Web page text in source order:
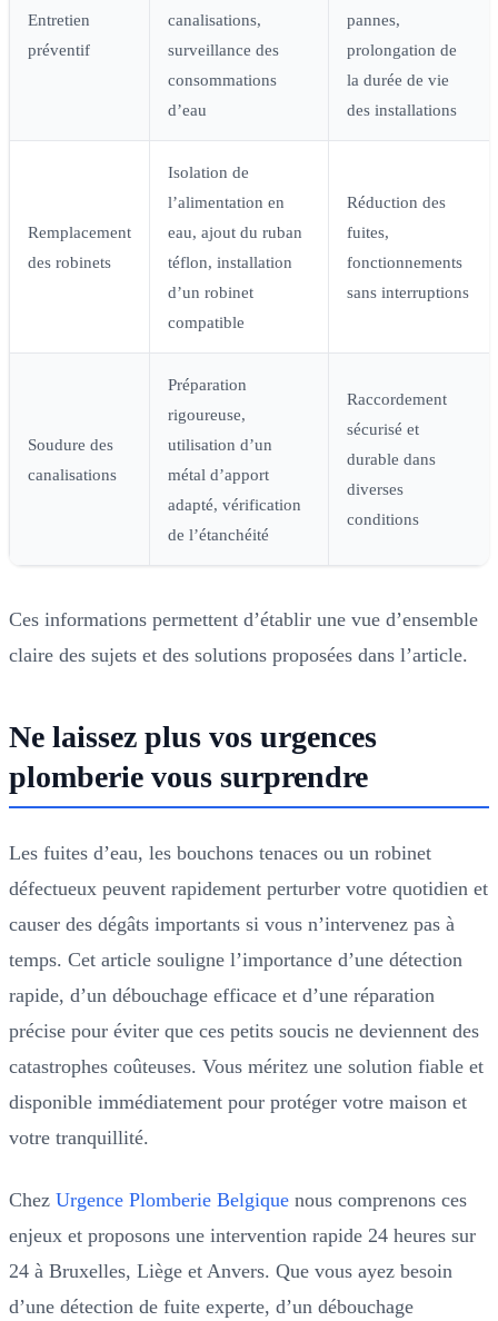
Entretien
préventif
canalisations,
surveillance des
consommations
d’eau
pannes,
prolongation de
la durée de vie
des installations
Remplacement
des robinets
Isolation de
l’alimentation en
eau, ajout du ruban
téflon, installation
d’un robinet
compatible
Réduction des
fuites,
fonctionnements
sans interruptions
Soudure des
canalisations
Préparation
rigoureuse,
utilisation d’un
métal d’apport
adapté, vérification
de l’étanchéité
Raccordement
sécurisé et
durable dans
diverses
conditions
Ces informations permettent d’établir une vue d’ensemble
claire des sujets et des solutions proposées dans l’article.
Ne laissez plus vos urgences
plomberie vous surprendre
Les fuites d’eau, les bouchons tenaces ou un robinet
défectueux peuvent rapidement perturber votre quotidien et
causer des dégâts importants si vous n’intervenez pas à
temps. Cet article souligne l’importance d’une détection
rapide, d’un débouchage efficace et d’une réparation
précise pour éviter que ces petits soucis ne deviennent des
catastrophes coûteuses. Vous méritez une solution fiable et
disponible immédiatement pour protéger votre maison et
votre tranquillité.
Chez Urgence Plomberie Belgique nous comprenons ces
enjeux et proposons une intervention rapide 24 heures sur
24 à Bruxelles, Liège et Anvers. Que vous ayez besoin
d’une détection de fuite experte, d’un débouchage